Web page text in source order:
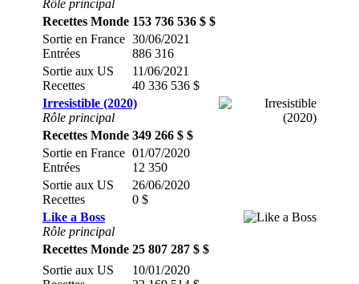
Rôle principal
Recettes Monde 153 736 536 $ $
Sortie en France
Entrées
30/06/2021
886 316
Sortie aux US
Recettes
11/06/2021
40 336 536 $
Irresistible (2020)
Rôle principal
Recettes Monde 349 266 $ $
Sortie en France
Entrées
01/07/2020
12 350
Sortie aux US
Recettes
26/06/2020
0 $
Like a Boss
Rôle principal
Recettes Monde 25 807 287 $ $
Sortie aux US
10/01/2020